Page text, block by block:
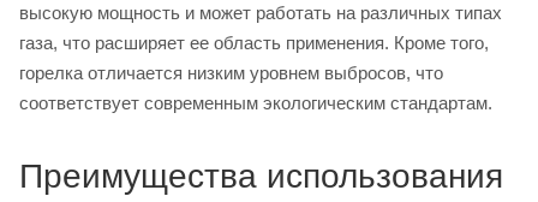
высокую мощность и может работать на различных типах
газа, что расширяет ее область применения. Кроме того,
горелка отличается низким уровнем выбросов, что
соответствует современным экологическим стандартам.
Преимущества использования